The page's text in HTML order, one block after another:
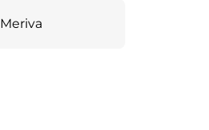
Meriva